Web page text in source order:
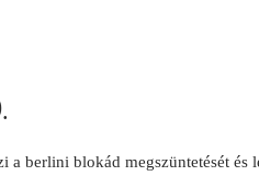
a berlini blokád megszüntetését és